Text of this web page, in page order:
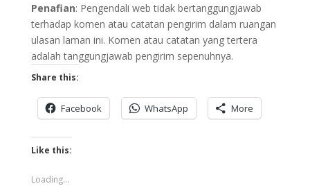
Penafian: Pengendali web tidak bertanggungjawab
terhadap komen atau catatan pengirim dalam ruangan
ulasan laman ini. Komen atau catatan yang tertera
adalah tanggungjawab pengirim sepenuhnya.
Share this:
Facebook WhatsApp More
Like this:
Loading...